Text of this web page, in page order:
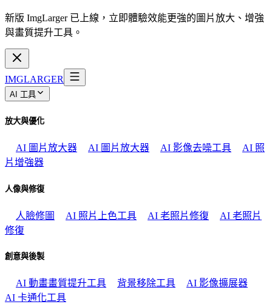
新版 ImgLarger 已上線，立即體驗效能更強的圖片放大、增強
與畫質提升工具。
IMGLARGER
AI 工具
放大與優化
AI 圖片放大器 AI 圖片放大器 AI 影像去噪工具
AI 照
片增強器
人像與修復
人臉修圖 AI 照片上色工具 AI 老照片修復
AI 老照片
修復
創意與後製
AI 動畫畫質提升工具 背景移除工具
AI 影像擴展器
AI 卡通化工具